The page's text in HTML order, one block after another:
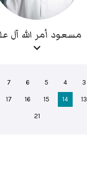
مسعود أمر الله آل
3
4
5
6
7
13
14
15
16
17
21